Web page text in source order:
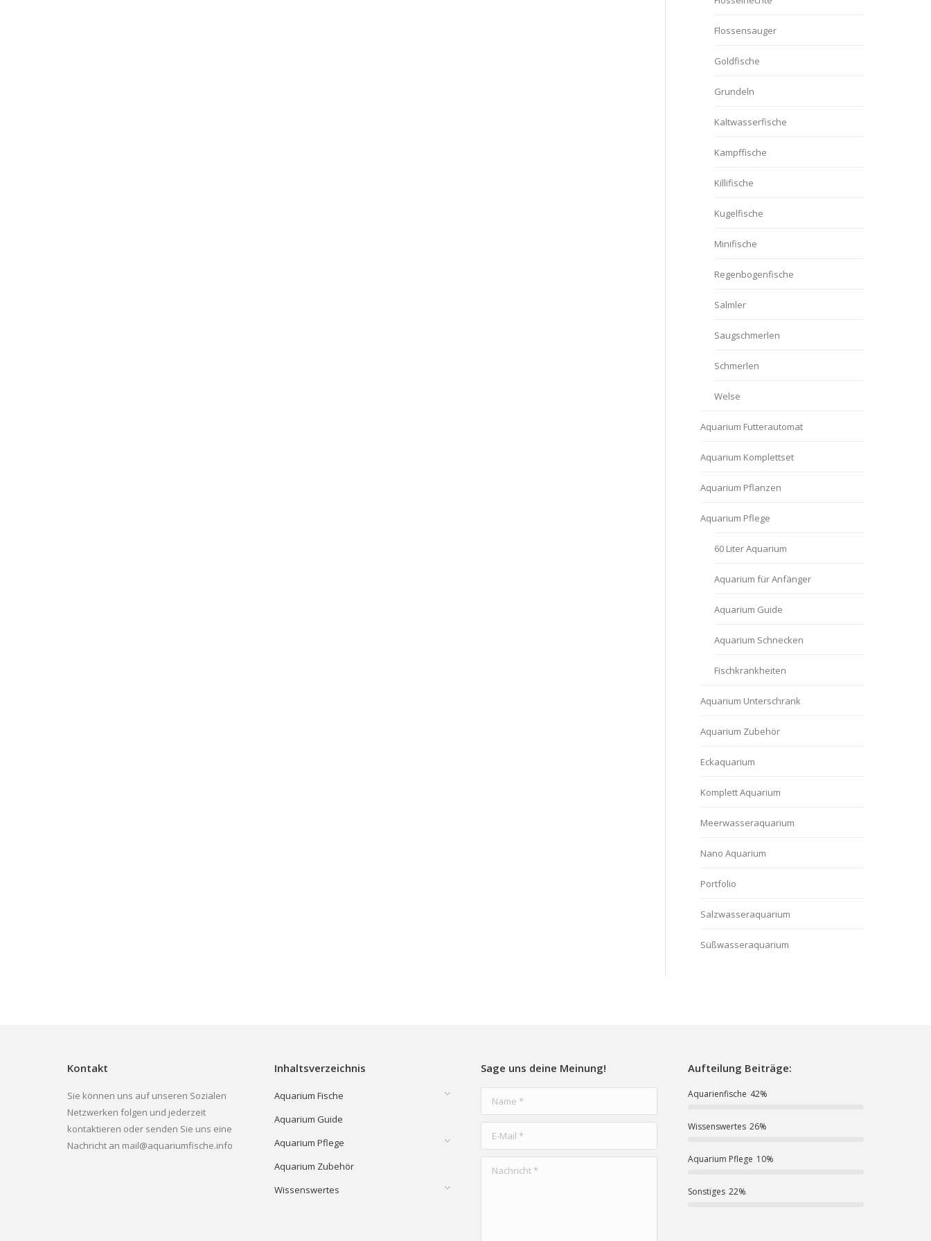
Flossensauger
Goldfische
Grundeln
Kaltwasserfische
Kampffische
Killifische
Kugelfische
Minifische
Regenbogenfische
Salmler
Saugschmerlen
Schmerlen
Welse
Aquarium Futterautomat
Aquarium Komplettset
Aquarium Pflanzen
Aquarium Pflege
60 Liter Aquarium
Aquarium für Anfänger
Aquarium Guide
Aquarium Schnecken
Fischkrankheiten
Aquarium Unterschrank
Aquarium Zubehör
Eckaquarium
Komplett Aquarium
Meerwasseraquarium
Nano Aquarium
Portfolio
Salzwasseraquarium
Süßwasseraquarium
Kontakt
Sie können uns auf unseren Sozialen
Netzwerken folgen und jederzeit
kontaktieren oder senden Sie uns eine
Nachricht an mail@aquariumfische.info
Inhaltsverzeichnis
Aquarium Fische
Aquarium Guide
Aquarium Pflege
Aquarium Zubehör
Wissenswertes
Sage uns deine Meinung!
Name *
E-Mail *
Nachricht *
Aufteilung Beiträge:
Aquarienfische 42%
Wissenswertes 26%
Aquarium Pflege 10%
Sonstiges 22%